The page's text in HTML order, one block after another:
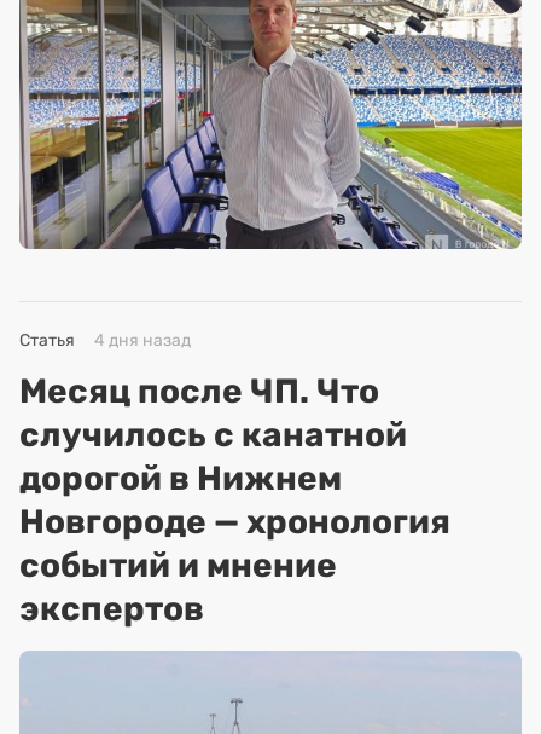
Статья 4 дня назад
Месяц после ЧП. Что
случилось с канатной
дорогой в Нижнем
Новгороде — хронология
событий и мнение
экспертов